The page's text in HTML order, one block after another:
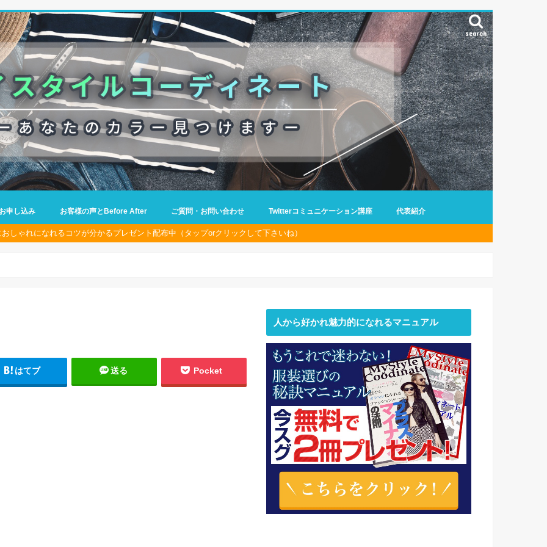
search
申し込み お客様の声とBefore After ご質問・お問い合わせ Twitterコミュニケーション講座 代表紹介
しゃれになれるコツが分かるプレゼント配布中（タップorクリックして下さいね）
はてブ 送る Pocket
人から好かれ魅力的になれるマニュアル